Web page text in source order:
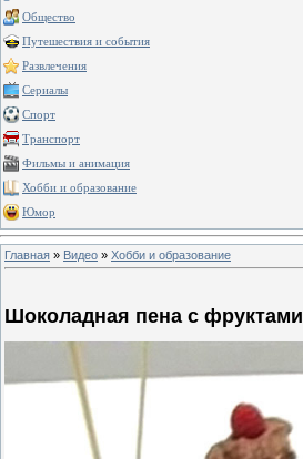
Общество
Путешествия и события
Развлечения
Сериалы
Спорт
Транспорт
Фильмы и анимация
Хобби и образование
Юмор
Главная » Видео » Хобби и образование
Шоколадная пена с фруктами